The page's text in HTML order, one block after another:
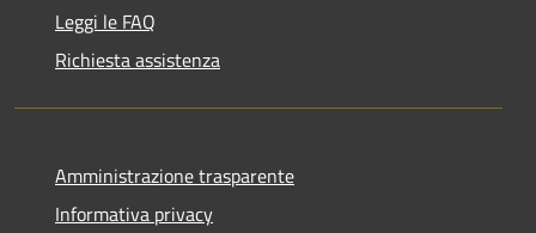
Leggi le FAQ
Richiesta assistenza
Amministrazione trasparente
Informativa privacy